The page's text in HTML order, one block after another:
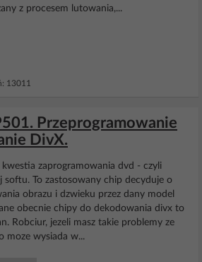
z procesem lutowania,...
13011
Przeprogramowanie
DivX.
zaprogramowania dvd - czyli
softu. To zastosowany chip decyduje o
obrazu i dzwieku przez dany model
obecnie chipy do dekodowania divx to
Robciur, jezeli masz takie problemy ze
moze wysiada w...